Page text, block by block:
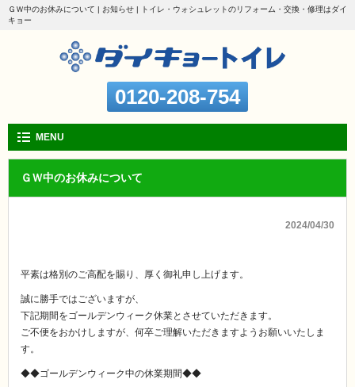
ＧＷ中のお休みについて | お知らせ | トイレ・ウォシュレットのリフォーム・交換・修理はダイ
キョー
0120-208-754
MENU
ＧＷ中のお休みについて
2024/04/30
平素は格別のご高配を賜り、厚く御礼申し上げます。
誠に勝手ではございますが、
下記期間をゴールデンウィーク休業とさせていただきます。
ご不便をおかけしますが、何卒ご理解いただきますようお願いいたしま
す。
◆◆ゴールデンウィーク中の休業期間◆◆